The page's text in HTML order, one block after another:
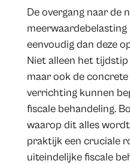
De overgang naar de
eenvoudig dan deze
Niet alleen het
maar ook de
verrichting kunnen
fiscale behandeling.
waarop dit alles
praktijk een cruciale
uiteindelijke fiscale